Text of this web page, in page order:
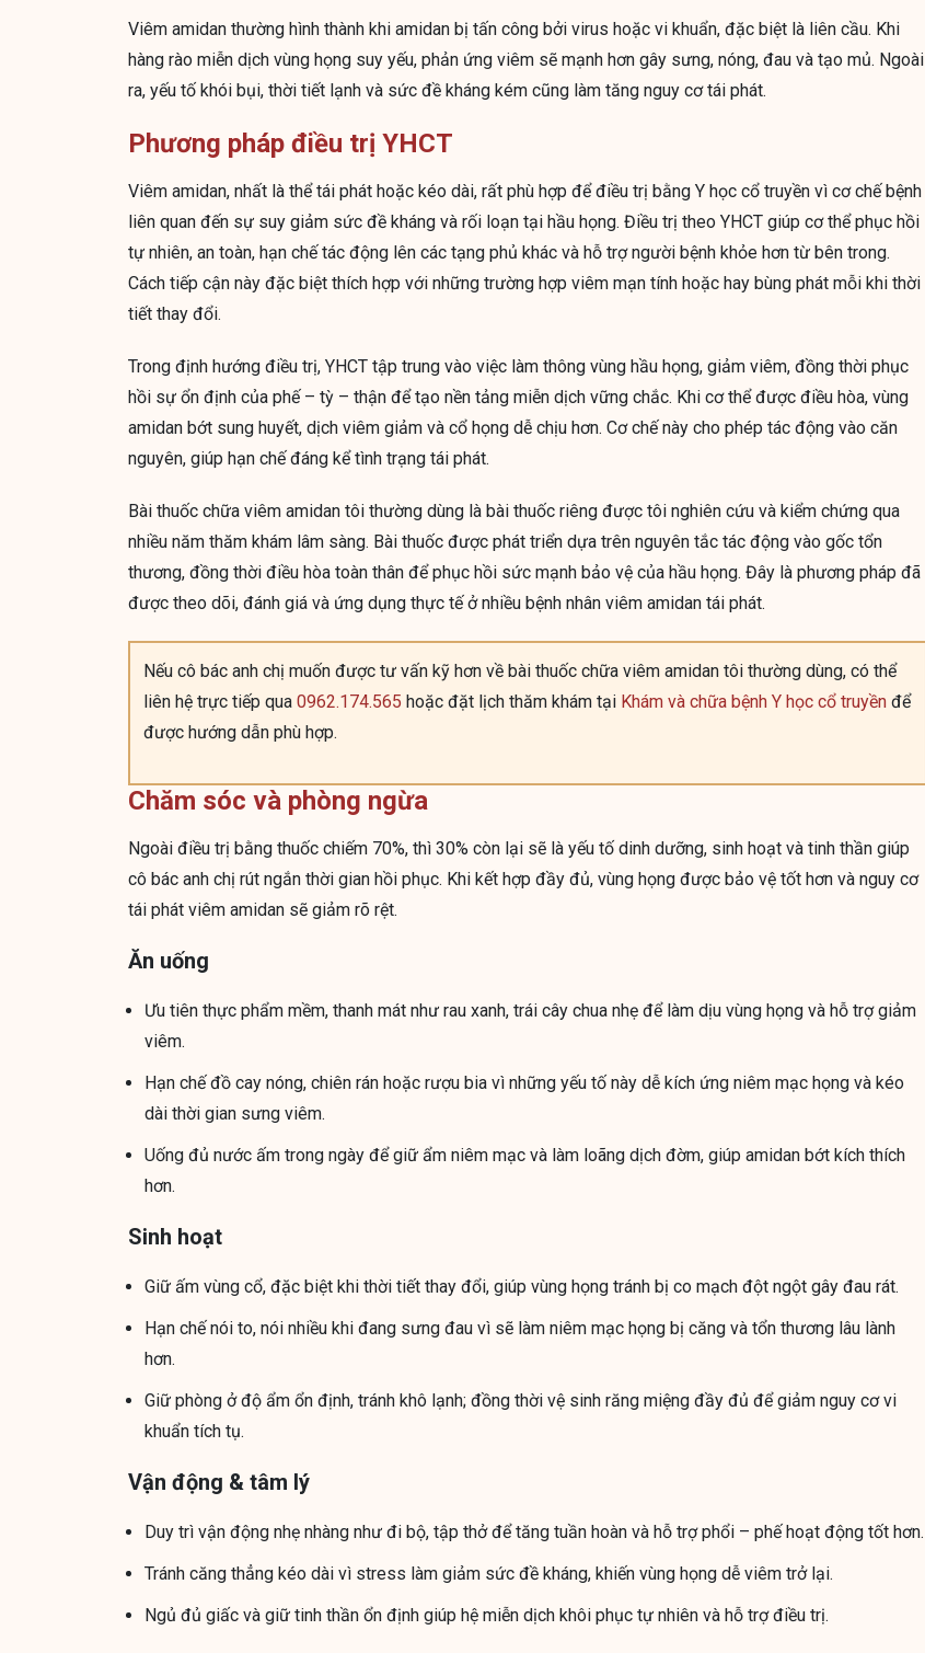
Viêm amidan thường hình thành khi amidan bị tấn công bởi virus hoặc vi khuẩn, đặc biệt là liên cầu. Khi
hàng rào miễn dịch vùng họng suy yếu, phản ứng viêm sẽ mạnh hơn gây sưng, nóng, đau và tạo mủ. Ngoài
ra, yếu tố khói bụi, thời tiết lạnh và sức đề kháng kém cũng làm tăng nguy cơ tái phát.
Phương pháp điều trị YHCT
Viêm amidan, nhất là thể tái phát hoặc kéo dài, rất phù hợp để điều trị bằng Y học cổ truyền vì cơ chế bệnh
liên quan đến sự suy giảm sức đề kháng và rối loạn tại hầu họng. Điều trị theo YHCT giúp cơ thể phục hồi
tự nhiên, an toàn, hạn chế tác động lên các tạng phủ khác và hỗ trợ người bệnh khỏe hơn từ bên trong.
Cách tiếp cận này đặc biệt thích hợp với những trường hợp viêm mạn tính hoặc hay bùng phát mỗi khi thời
tiết thay đổi.
Trong định hướng điều trị, YHCT tập trung vào việc làm thông vùng hầu họng, giảm viêm, đồng thời phục
hồi sự ổn định của phế – tỳ – thận để tạo nền tảng miễn dịch vững chắc. Khi cơ thể được điều hòa, vùng
amidan bớt sung huyết, dịch viêm giảm và cổ họng dễ chịu hơn. Cơ chế này cho phép tác động vào căn
nguyên, giúp hạn chế đáng kể tình trạng tái phát.
Bài thuốc chữa viêm amidan tôi thường dùng là bài thuốc riêng được tôi nghiên cứu và kiểm chứng qua
nhiều năm thăm khám lâm sàng. Bài thuốc được phát triển dựa trên nguyên tắc tác động vào gốc tổn
thương, đồng thời điều hòa toàn thân để phục hồi sức mạnh bảo vệ của hầu họng. Đây là phương pháp đã
được theo dõi, đánh giá và ứng dụng thực tế ở nhiều bệnh nhân viêm amidan tái phát.
Nếu cô bác anh chị muốn được tư vấn kỹ hơn về bài thuốc chữa viêm amidan tôi thường dùng, có thể
liên hệ trực tiếp qua 0962.174.565 hoặc đặt lịch thăm khám tại Khám và chữa bệnh Y học cổ truyền để
được hướng dẫn phù hợp.
Chăm sóc và phòng ngừa
Ngoài điều trị bằng thuốc chiếm 70%, thì 30% còn lại sẽ là yếu tố dinh dưỡng, sinh hoạt và tinh thần giúp
cô bác anh chị rút ngắn thời gian hồi phục. Khi kết hợp đầy đủ, vùng họng được bảo vệ tốt hơn và nguy cơ
tái phát viêm amidan sẽ giảm rõ rệt.
Ăn uống
Ưu tiên thực phẩm mềm, thanh mát như rau xanh, trái cây chua nhẹ để làm dịu vùng họng và hỗ trợ giảm
viêm.
Hạn chế đồ cay nóng, chiên rán hoặc rượu bia vì những yếu tố này dễ kích ứng niêm mạc họng và kéo
dài thời gian sưng viêm.
Uống đủ nước ấm trong ngày để giữ ẩm niêm mạc và làm loãng dịch đờm, giúp amidan bớt kích thích
hơn.
Sinh hoạt
Giữ ấm vùng cổ, đặc biệt khi thời tiết thay đổi, giúp vùng họng tránh bị co mạch đột ngột gây đau rát.
Hạn chế nói to, nói nhiều khi đang sưng đau vì sẽ làm niêm mạc họng bị căng và tổn thương lâu lành
hơn.
Giữ phòng ở độ ẩm ổn định, tránh khô lạnh; đồng thời vệ sinh răng miệng đầy đủ để giảm nguy cơ vi
khuẩn tích tụ.
Vận động & tâm lý
Duy trì vận động nhẹ nhàng như đi bộ, tập thở để tăng tuần hoàn và hỗ trợ phổi – phế hoạt động tốt hơn.
Tránh căng thẳng kéo dài vì stress làm giảm sức đề kháng, khiến vùng họng dễ viêm trở lại.
Ngủ đủ giấc và giữ tinh thần ổn định giúp hệ miễn dịch khôi phục tự nhiên và hỗ trợ điều trị.